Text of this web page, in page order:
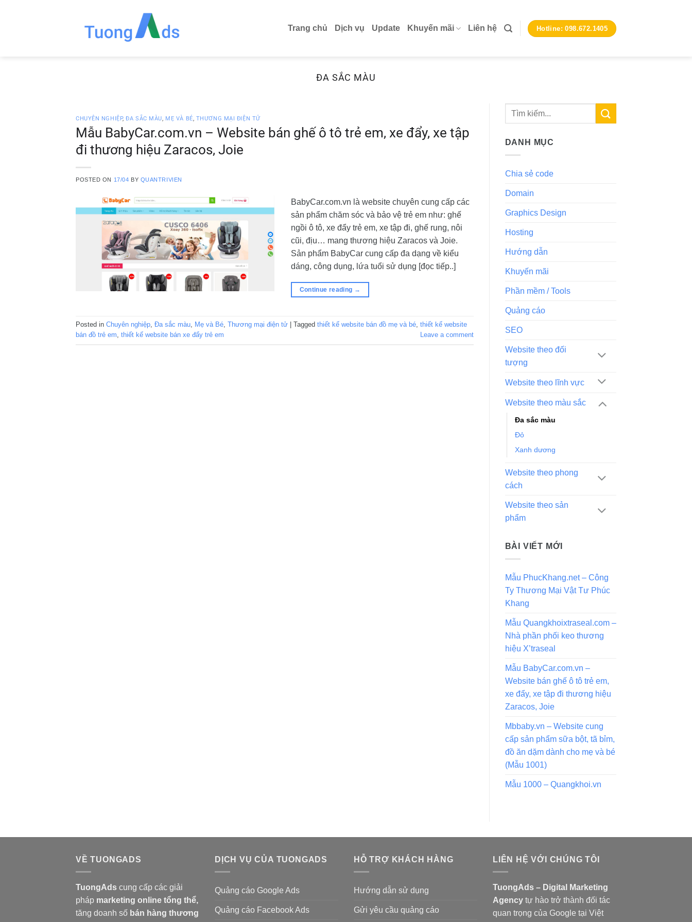
Trang chủ Dịch vụ Update Khuyến mãi Liên hệ Hotline: 098.672.1405
ĐA SẮC MÀU
CHUYÊN NGHIỆP,ĐA SẮC MÀU, MẸ VÀ BÉ, THƯƠNG MẠI ĐIỆN TỬ
Mẫu BabyCar.com.vn – Website bán ghế ô tô trẻ em, xe đẩy, xe tập
đi thương hiệu Zaracos, Joie
POSTED ON 17/04 BY QUANTRIVIEN
BabyCar.com.vn là website chuyên cung cấp các
sản phẩm chăm sóc và bảo vệ trẻ em như: ghế
ngồi ô tô, xe đẩy trẻ em, xe tập đi, ghế rung, nôi
cũi, địu… mang thương hiệu Zaracos và Joie.
Sản phẩm BabyCar cung cấp đa dạng về kiểu
dáng, công dụng, lứa tuổi sử dụng [đọc tiếp..]
Continue reading →
Posted in Chuyên nghiệp, Đa sắc màu, Mẹ và Bé, Thương mại điện tử Tagged thiết kế website bán đồ mẹ và bé, thiết kế website
bán đồ trẻ em, thiết kế website bán xe đẩy trẻ em Leave a comment
DANH MỤC
Chia sẻ code
Domain
Graphics Design
Hosting
Hướng dẫn
Khuyến mãi
Phần mềm / Tools
Quảng cáo
SEO
Website theo đối
tượng
Website theo lĩnh vực
Website theo màu sắc
Đa sắc màu
Đỏ
Xanh dương
Website theo phong
cách
Website theo sản
phẩm
BÀI VIẾT MỚI
Mẫu PhucKhang.net – Công
Ty Thương Mại Vật Tư Phúc
Khang
Mẫu Quangkhoixtraseal.com –
Nhà phần phối keo thương
hiệu X’traseal
Mẫu BabyCar.com.vn –
Website bán ghế ô tô trẻ em,
xe đẩy, xe tập đi thương hiệu
Zaracos, Joie
Mbbaby.vn – Website cung
cấp sản phẩm sữa bột, tã bỉm,
đồ ăn dặm dành cho mẹ và bé
(Mẫu 1001)
Mẫu 1000 – Quangkhoi.vn
VỀ TUONGADS
TuongAds cung cấp các giải
pháp marketing online tổng thể,
tăng doanh số bán hàng thương
DỊCH VỤ CỦA TUONGADS
Quảng cáo Google Ads
Quảng cáo Facebook Ads
HỖ TRỢ KHÁCH HÀNG
Hướng dẫn sử dụng
Gửi yêu cầu quảng cáo
LIÊN HỆ VỚI CHÚNG TÔI
TuongAds – Digital Marketing
Agency tự hào trở thành đối tác
quan trọng của Google tại Việt